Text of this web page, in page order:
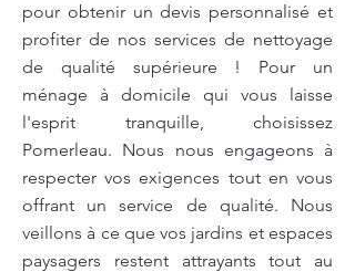
pour obtenir un devis personnalisé et
profiter de nos services de nettoyage
de qualité supérieure ! Pour un
ménage à domicile qui vous laisse
l'esprit tranquille, choisissez
Pomerleau. Nous nous engageons à
respecter vos exigences tout en vous
offrant un service de qualité. Nous
veillons à ce que vos jardins et espaces
paysagers restent attrayants tout au